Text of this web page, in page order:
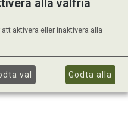
alla valfria
aktivera eller inaktivera alla
val Godta alla